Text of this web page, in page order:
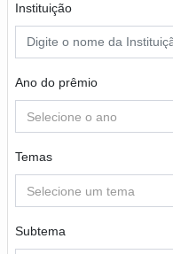
Instituição
Ano do prêmio
Selecione o ano
Temas
Selecione um tema
Subtema